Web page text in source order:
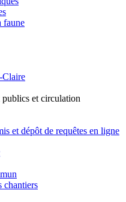
faune
Claire
publics et circulation
et dépôt de requêtes en ligne
chantiers